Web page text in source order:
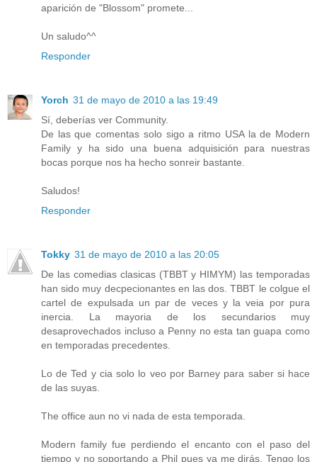
aparición de "Blossom" promete...
Un saludo^^
Responder
Yorch 31 de mayo de 2010 a las 19:49
Sí, deberías ver Community.
De las que comentas solo sigo a ritmo USA la de Modern
Family y ha sido una buena adquisición para nuestras
bocas porque nos ha hecho sonreir bastante.
Saludos!
Responder
Tokky 31 de mayo de 2010 a las 20:05
De las comedias clasicas (TBBT y HIMYM) las temporadas
han sido muy decpecionantes en las dos. TBBT le colgue el
cartel de expulsada un par de veces y la veia por pura
inercia. La mayoria de los secundarios muy
desaprovechados incluso a Penny no esta tan guapa como
en temporadas precedentes.
Lo de Ted y cia solo lo veo por Barney para saber si hace
de las suyas.
The office aun no vi nada de esta temporada.
Modern family fue perdiendo el encanto con el paso del
tiempo y no soportando a Phil pues ya me dirás. Tengo los